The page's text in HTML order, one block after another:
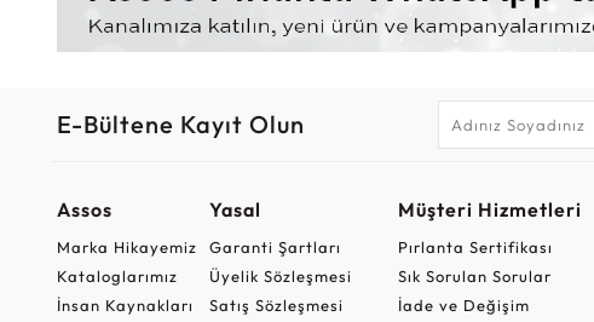
E-Bültene Kayıt Olun
Assos
Marka Hikayemiz
Kataloglarımız
İnsan Kaynakları
Yasal
Garanti Şartları
Üyelik Sözleşmesi
Satış Sözleşmesi
Müşteri Hizmetleri
Pırlanta Sertifikası
Sık Sorulan Sorular
İade ve Değişim